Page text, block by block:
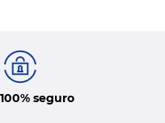
seguro